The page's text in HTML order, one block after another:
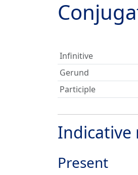
Infinitive
Gerund
Participle
Indicative
Present